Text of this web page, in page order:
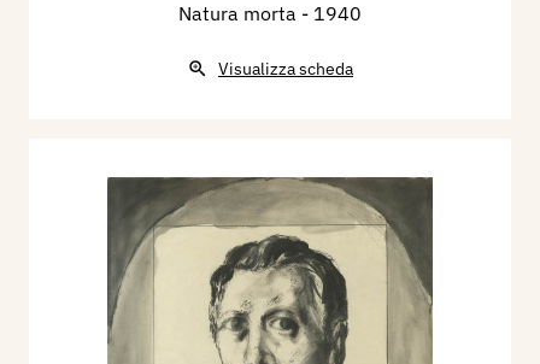
Natura morta - 1940
Visualizza scheda